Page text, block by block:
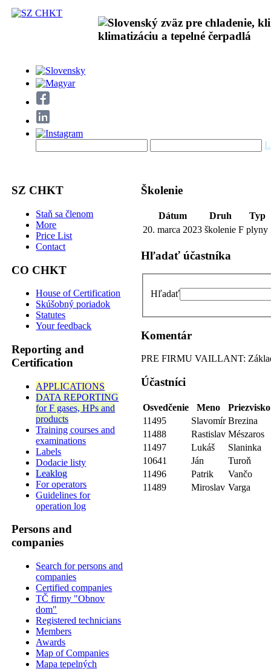
SZ CHKT
Staň sa členom
More
Price List
Contact
CO CHKT
House of Certification
Skúšobný poriadok
Statutes
Your feedback
Reporting and
Certification
APPLICATIONS
DATA REPORTING
for F gases, HPs and
products
Training courses and
examinations
Labels
Dodacie listy
Leaklog
For operators
Guidelines for
operation log
Persons and
companies
Search for persons and
companies
Certified companies
TČ firmy "Obnov
dom"
Registered technicians
Members
Awards
Map of Companies
Mapa tepelných
Školenie
Dátum Druh
Typ
20. marca 2023 školenie F plyny
Hľadať účastníka
Hľadať
Komentár
PRE FIRMU VAILLANT:
Účastníci
Osvedčenie Meno
Priezvisko
11495
Slavomír Brezina
11488
Rastislav Mészaros
11497
Lukáš
Slaninka
10641
Ján
Turoň
11496
Patrik
Vančo
11489
Miroslav Varga